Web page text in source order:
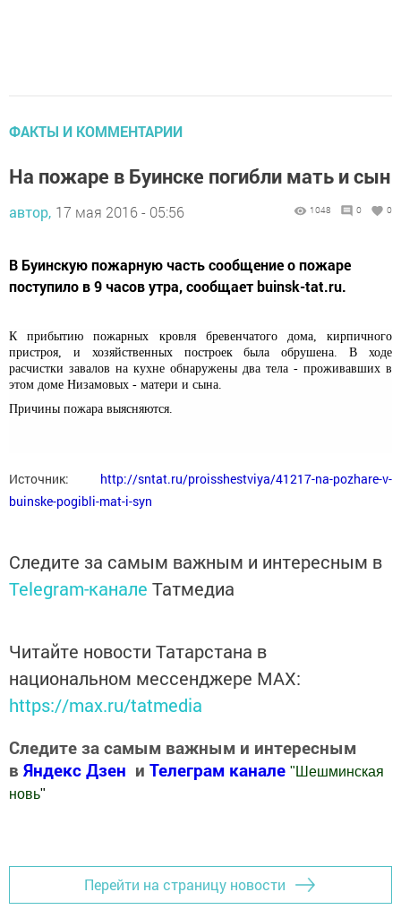
ФАКТЫ И КОММЕНТАРИИ
На пожаре в Буинске погибли мать и сын
автор, 17 мая 2016 - 05:56 1048 0 0
В Буинскую пожарную часть сообщение о пожаре
поступило в 9 часов утра, сообщает buinsk-tat.ru.
К прибытию пожарных кровля бревенчатого дома, кирпичного
пристроя, и хозяйственных построек была обрушена. В ходе
расчистки завалов на кухне обнаружены два тела - проживавших в
этом доме Низамовых - матери и сына.
Причины пожара выясняются.
Источник: http://sntat.ru/proisshestviya/41217-na-pozhare-v-
buinske-pogibli-mat-i-syn
Следите за самым важным и интересным в
Telegram-канале Татмедиа
Читайте новости Татарстана в
национальном мессенджере MАХ:
https://max.ru/tatmedia
Следите за самым важным и интересным
в Яндекс Дзен и Телеграм канале " Шешминская
новь"
Перейти на страницу новости